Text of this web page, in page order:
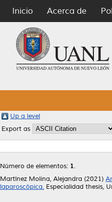
Inicio Acerca de
Up a level
Export as
Número de elementos: 1.
Martínez Molina, Alejandra (2021)
laparoscópica. Especialidad thesis,